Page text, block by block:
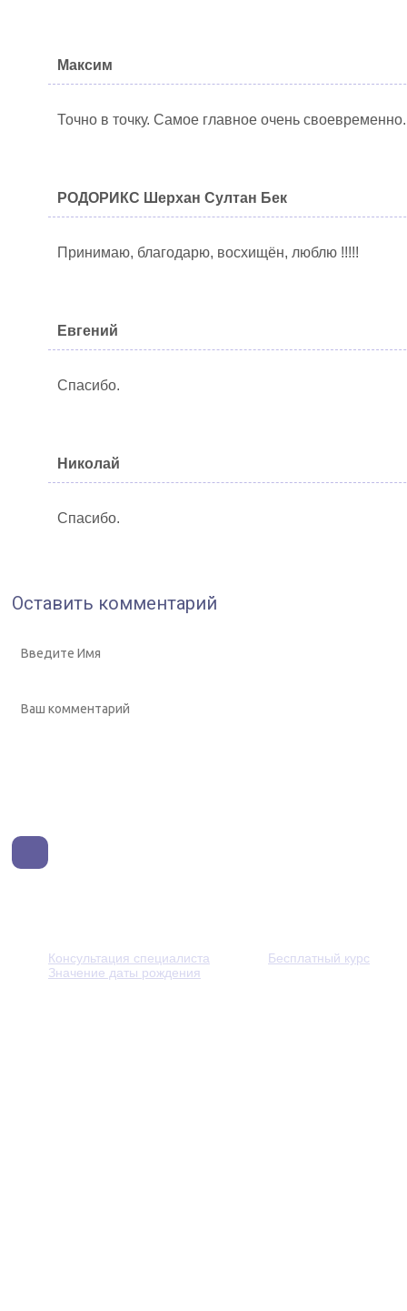
Максим
Точно в точку. Самое главное очень
РОДОРИКС Шерхан Султан Бек
Принимаю, благодарю, восхищён, люблю !!!!!
Евгений
Спасибо.
Николай
Спасибо.
Оставить комментарий
Консультация специалиста
Бесплатный курс
Значение даты рождения